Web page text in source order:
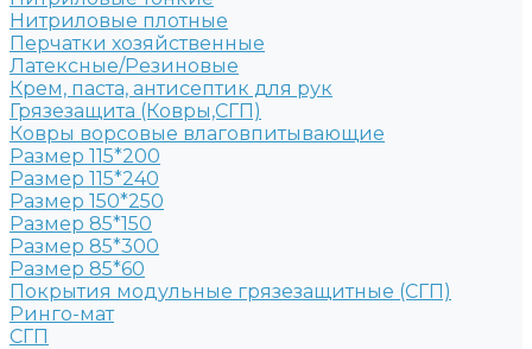
Нитриловые плотные
Перчатки хозяйственные
Латексные/Резиновые
Крем, паста, антисептик для рук
Грязезащита (Ковры,СГП)
Ковры ворсовые влаговпитывающие
Размер 115*200
Размер 115*240
Размер 150*250
Размер 85*150
Размер 85*300
Размер 85*60
Покрытия модульные грязезащитные (СГП)
Ринго-мат
СГП